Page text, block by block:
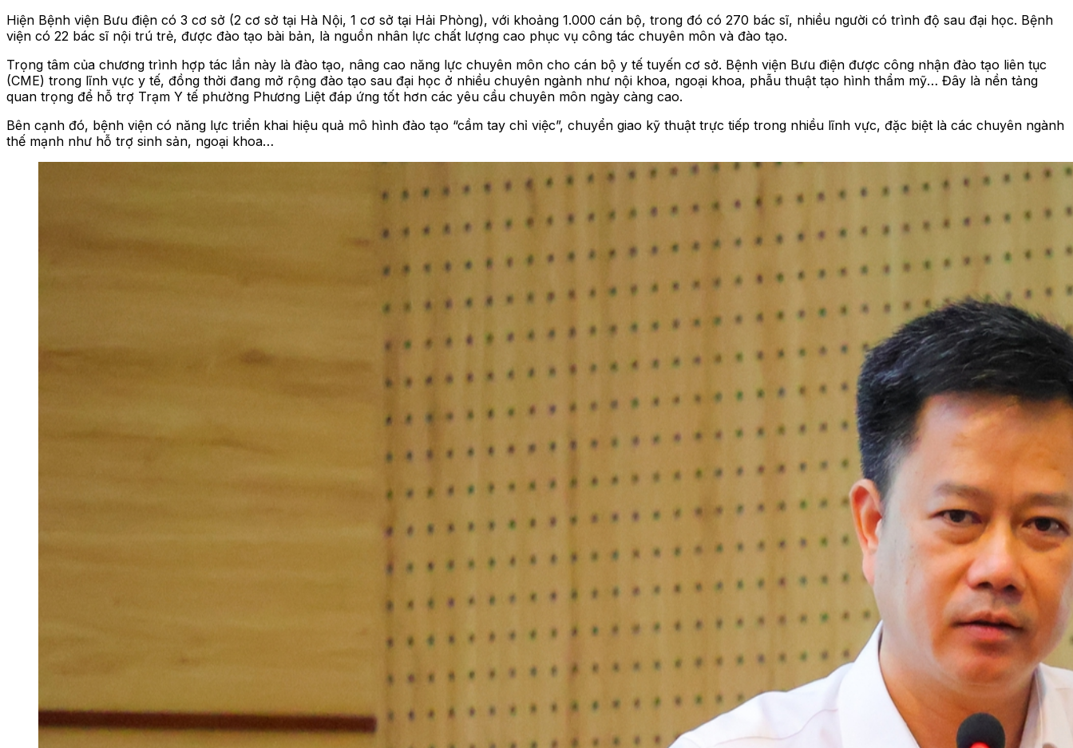
Hiện Bệnh viện Bưu điện có 3 cơ sở (2 cơ sở tại Hà Nội, 1 cơ sở tại Hải Phòng), với khoảng 1.000 cán bộ, trong đó có 270 bác sĩ, nhiều người có trình độ sau đại học. Bệnh
viện có 22 bác sĩ nội trú trẻ, được đào tạo bài bản, là nguồn nhân lực chất lượng cao phục vụ công tác chuyên môn và đào tạo.
Trọng tâm của chương trình hợp tác lần này là đào tạo, nâng cao năng lực chuyên môn cho cán bộ y tế tuyến cơ sở. Bệnh viện Bưu điện được công nhận đào tạo liên tục
(CME) trong lĩnh vực y tế, đồng thời đang mở rộng đào tạo sau đại học ở nhiều chuyên ngành như nội khoa, ngoại khoa, phẫu thuật tạo hình thẩm mỹ… Đây là nền tảng
quan trọng để hỗ trợ Trạm Y tế phường Phương Liệt đáp ứng tốt hơn các yêu cầu chuyên môn ngày càng cao.
Bên cạnh đó, bệnh viện có năng lực triển khai hiệu quả mô hình đào tạo “cầm tay chỉ việc”, chuyển giao kỹ thuật trực tiếp trong nhiều lĩnh vực, đặc biệt là các chuyên ngành
thế mạnh như hỗ trợ sinh sản, ngoại khoa…